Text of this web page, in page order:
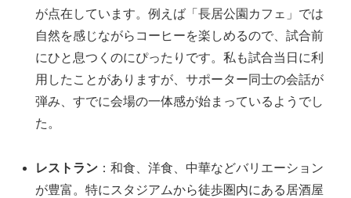
が点在しています。例えば「長居公園カフェ」では
自然を感じながらコーヒーを楽しめるので、試合前
にひと息つくのにぴったりです。私も試合当日に利
用したことがありますが、サポーター同士の会話が
弾み、すでに会場の一体感が始まっているようでし
た。
レストラン ：和食、洋食、中華などバリエーション
が豊富。特にスタジアムから徒歩圏内にある居酒屋